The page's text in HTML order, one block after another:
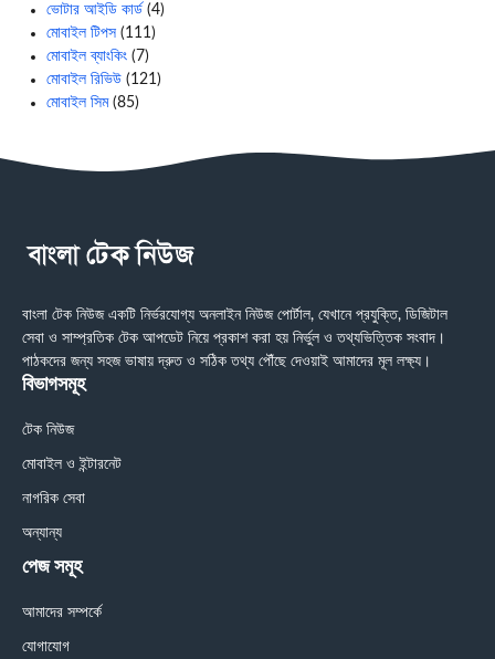
ভোটার আইডি কার্ড (4)
মোবাইল টিপস (111)
মোবাইল ব্যাংকিং (7)
মোবাইল রিভিউ (121)
মোবাইল সিম(85)
বাংলা টেক নিউজ একটি নির্ভরযোগ্য অনলাইন নিউজ পোর্টাল, যেখানে প্রযুক্তি, ডিজিটাল
সেবা ও সাম্প্রতিক টেক আপডেট নিয়ে প্রকাশ করা হয় নির্ভুল ও তথ্যভিত্তিক সংবাদ।
পাঠকদের জন্য সহজ ভাষায় দ্রুত ও সঠিক তথ্য পৌঁছে দেওয়াই আমাদের মূল লক্ষ্য।
বিভাগসমূহ
টেক নিউজ
মোবাইল ও ইন্টারনেট
নাগরিক সেবা
অন্যান্য
পেজ সমূহ
আমাদের সম্পর্কে
যোগাযোগ